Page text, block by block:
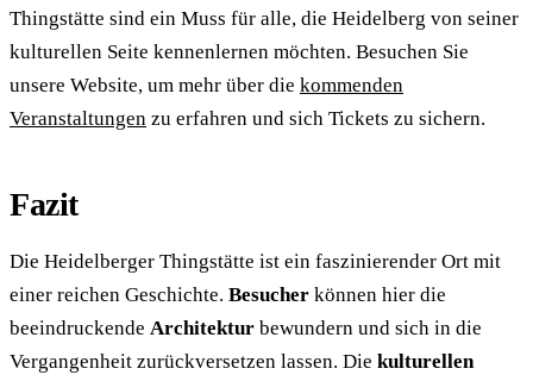
Thingstätte sind ein Muss für alle, die Heidelberg von seiner
kulturellen Seite kennenlernen möchten. Besuchen Sie
unsere Website, um mehr über die kommenden
Veranstaltungen zu erfahren und sich Tickets zu sichern.
Fazit
Die Heidelberger Thingstätte ist ein faszinierender Ort mit
einer reichen Geschichte. Besucher können hier die
beeindruckende Architektur bewundern und sich in die
Vergangenheit zurückversetzen lassen. Die kulturellen